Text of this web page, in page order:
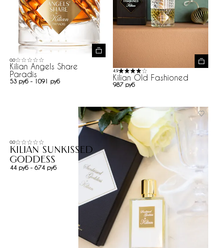
0.0
Kilian Angels Share
Paradis
53 руб - 1091 руб
4.9
Kilian Old Fashioned
987 руб
0.0
Kilian Sunkissed
Goddess
44 руб - 674 руб